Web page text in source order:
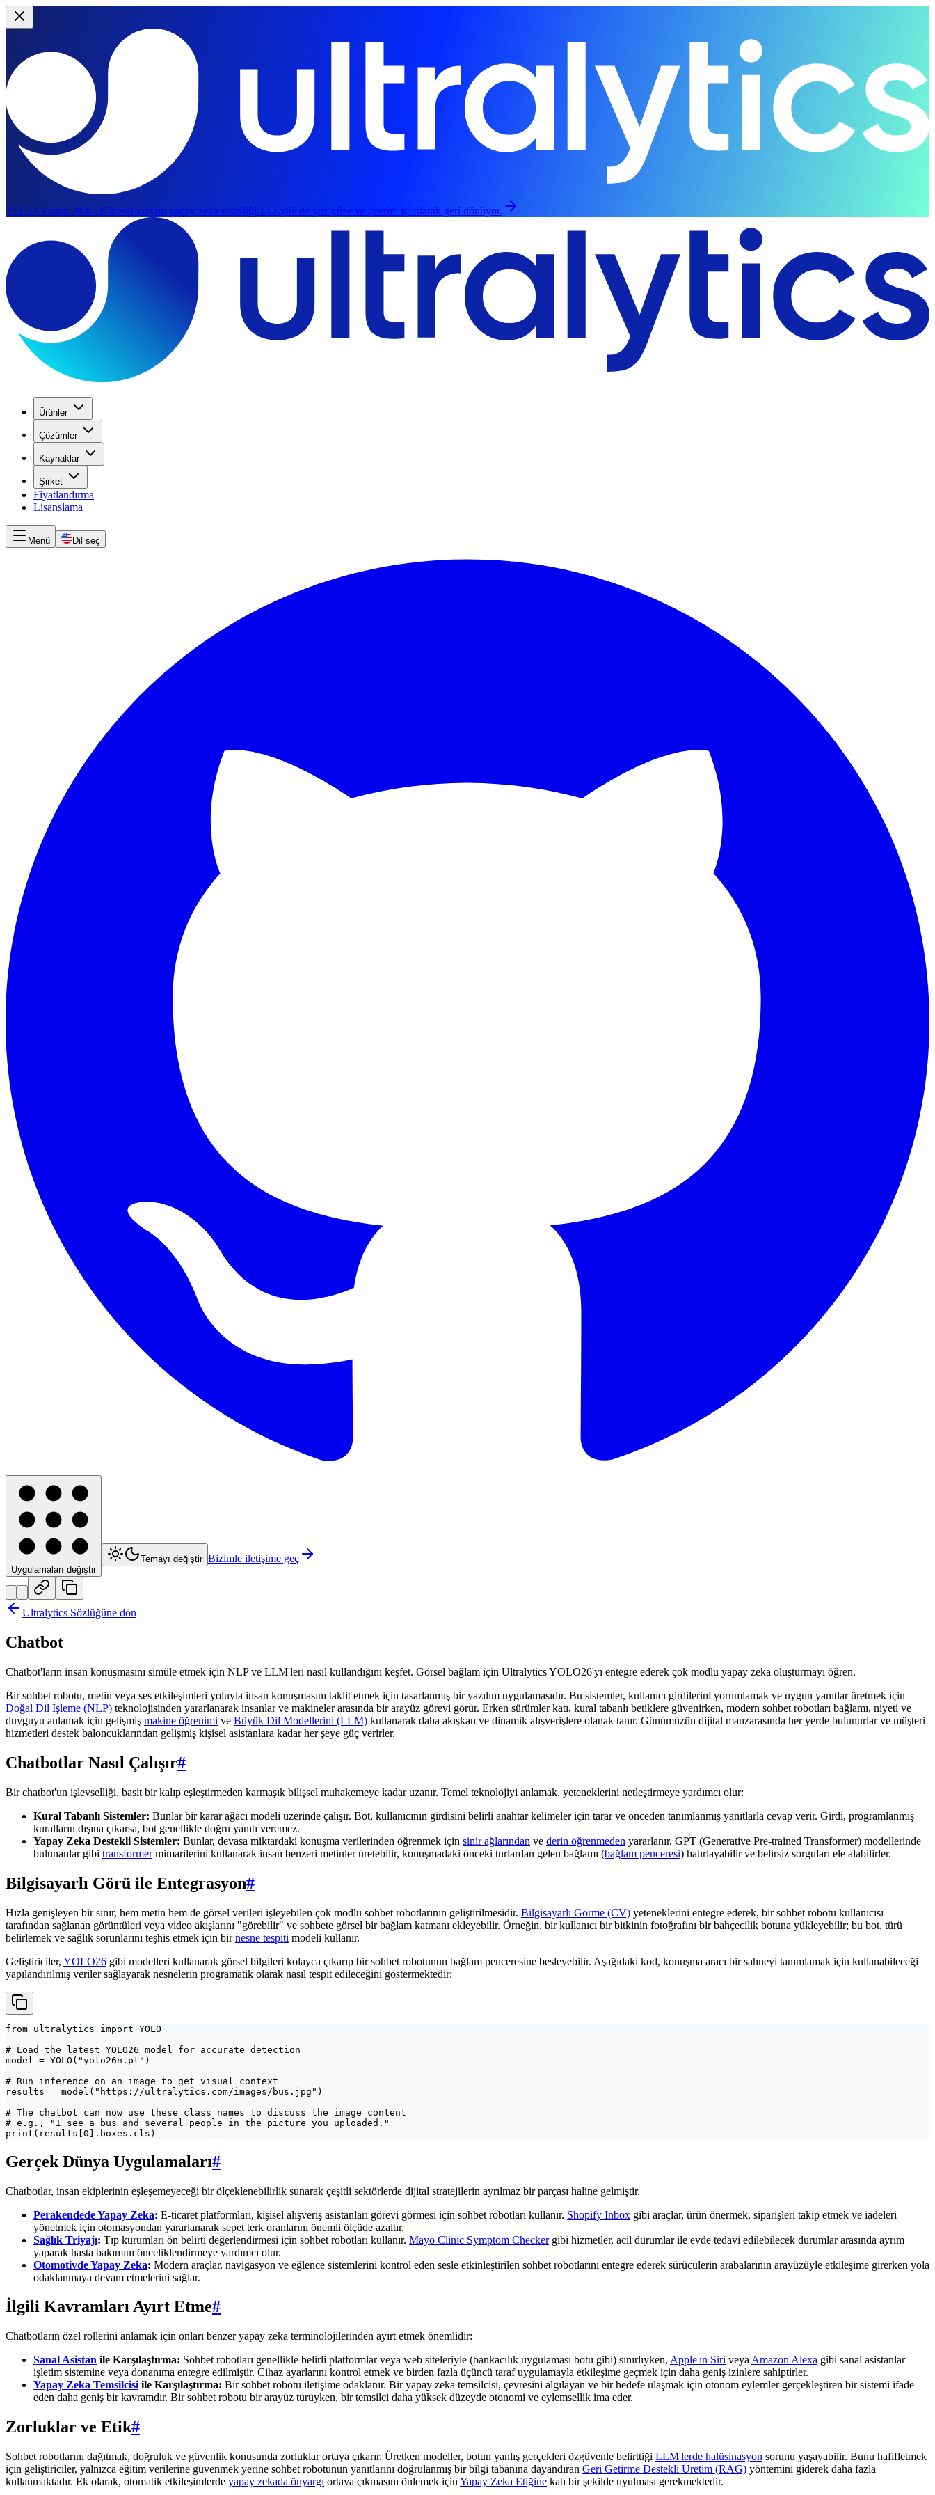
YOLO Vision 2026: Küresel vizyon yapay zeka etkinliği 13 Eylül'de yüz yüze ve çevrim içi olarak geri dönüyor.
Ürünler
Çözümler
Kaynaklar
Şirket
Fiyatlandırma
Lisanslama
Menü Dil seç
Uygulamaları değiştir
Temayı değiştir Bizimle iletişime geç
Ultralytics Sözlüğüne dön
Chatbot
Chatbot'ların insan konuşmasını simüle etmek için NLP ve LLM'leri nasıl kullandığını keşfet. Görsel bağlam için Ultralytics YOLO26'yı entegre ederek çok modlu yapay zeka oluşturmayı öğren.
Bir sohbet robotu, metin veya ses etkileşimleri yoluyla insan konuşmasını taklit etmek için tasarlanmış bir yazılım uygulamasıdır. Bu sistemler, kullanıcı girdilerini yorumlamak ve uygun yanıtlar üretmek için
Doğal Dil İşleme (NLP) teknolojisinden yararlanarak insanlar ve makineler arasında bir arayüz görevi görür. Erken sürümler katı, kural tabanlı betiklere güvenirken, modern sohbet robotları bağlamı, niyeti ve
duyguyu anlamak için gelişmiş makine öğrenimi ve Büyük Dil Modellerini (LLM) kullanarak daha akışkan ve dinamik alışverişlere olanak tanır. Günümüzün dijital manzarasında her yerde bulunurlar ve müşteri
hizmetleri destek baloncuklarından gelişmiş kişisel asistanlara kadar her şeye güç verirler.
Chatbotlar Nasıl Çalışır#
Bir chatbot'un işlevselliği, basit bir kalıp eşleştirmeden karmaşık bilişsel muhakemeye kadar uzanır. Temel teknolojiyi anlamak, yeteneklerini netleştirmeye yardımcı olur:
Kural Tabanlı Sistemler: Bunlar bir karar ağacı modeli üzerinde çalışır. Bot, kullanıcının girdisini belirli anahtar kelimeler için tarar ve önceden tanımlanmış yanıtlarla cevap verir. Girdi, programlanmış
kuralların dışına çıkarsa, bot genellikle doğru yanıtı veremez.
Yapay Zeka Destekli Sistemler: Bunlar, devasa miktardaki konuşma verilerinden öğrenmek için sinir ağlarından ve derin öğrenmeden yararlanır. GPT (Generative Pre-trained Transformer) modellerinde
bulunanlar gibi transformermimarilerini kullanarak insan benzeri metinler üretebilir, konuşmadaki önceki turlardan gelen bağlamı (bağlam penceresi) hatırlayabilir ve belirsiz sorguları ele alabilirler.
Bilgisayarlı Görü ile Entegrasyon#
Hızla genişleyen bir sınır, hem metin hem de görsel verileri işleyebilen çok modlu sohbet robotlarının geliştirilmesidir. Bilgisayarlı Görme (CV) yeteneklerini entegre ederek, bir sohbet robotu kullanıcısı
tarafından sağlanan görüntüleri veya video akışlarını "görebilir" ve sohbete görsel bir bağlam katmanı ekleyebilir. Örneğin, bir kullanıcı bir bitkinin fotoğrafını bir bahçecilik botuna yükleyebilir; bu bot, türü
belirlemek ve sağlık sorunlarını teşhis etmek için birnesne tespiti modeli kullanır.
Geliştiriciler, YOLO26 gibi modelleri kullanarak görsel bilgileri kolayca çıkarıp bir sohbet robotunun bağlam penceresine besleyebilir. Aşağıdaki kod, konuşma aracı bir sahneyi tanımlamak için kullanabileceği
yapılandırılmış veriler sağlayarak nesnelerin programatik olarak nasıl tespit edileceğini göstermektedir:
from ultralytics import YOLO
# Load the latest YOLO26 model for accurate detection
model = YOLO("yolo26n.pt")
# Run inference on an image to get visual context
results = model("https://ultralytics.com/images/bus.jpg")
# The chatbot can now use these class names to discuss the image content
# e.g., "I see a bus and several people in the picture you uploaded."
print(results[0].boxes.cls)
Gerçek Dünya Uygulamaları#
Chatbotlar, insan ekiplerinin eşleşemeyeceği bir ölçeklenebilirlik sunarak çeşitli sektörlerde dijital stratejilerin ayrılmaz bir parçası haline gelmiştir.
Perakendede Yapay Zeka: E-ticaret platformları, kişisel alışveriş asistanları görevi görmesi için sohbet robotları kullanır. Shopify Inbox gibi araçlar, ürün önermek, siparişleri takip etmek ve iadeleri
yönetmek için otomasyondan yararlanarak sepet terk oranlarını önemli ölçüde azaltır.
Sağlık Triyajı: Tıp kurumları ön belirti değerlendirmesi için sohbet robotları kullanır. Mayo Clinic Symptom Checkergibi hizmetler, acil durumlar ile evde tedavi edilebilecek durumlar arasında ayrım
yaparak hasta bakımını önceliklendirmeye yardımcı olur.
Otomotivde Yapay Zeka: Modern araçlar, navigasyon ve eğlence sistemlerini kontrol eden sesle etkinleştirilen sohbet robotlarını entegre ederek sürücülerin arabalarının arayüzüyle etkileşime girerken yola
odaklanmaya devam etmelerini sağlar.
İlgili Kavramları Ayırt Etme#
Chatbotların özel rollerini anlamak için onları benzer yapay zeka terminolojilerinden ayırt etmek önemlidir:
Sanal Asistan ile Karşılaştırma: Sohbet robotları genellikle belirli platformlar veya web siteleriyle (bankacılık uygulaması botu gibi) sınırlıyken, Apple'ın Siri veya Amazon Alexa gibi sanal asistanlar
işletim sistemine veya donanıma entegre edilmiştir. Cihaz ayarlarını kontrol etmek ve birden fazla üçüncü taraf uygulamayla etkileşime geçmek için daha geniş izinlere sahiptirler.
Yapay Zeka Temsilcisi ile Karşılaştırma: Bir sohbet robotu iletişime odaklanır. Bir yapay zeka temsilcisi, çevresini algılayan ve bir hedefe ulaşmak için otonom eylemler gerçekleştiren bir sistemi ifade
eden daha geniş bir kavramdır. Bir sohbet robotu bir arayüz türüyken, bir temsilci daha yüksek düzeyde otonomi ve eylemsellik ima eder.
Zorluklar ve Etik#
Sohbet robotlarını dağıtmak, doğruluk ve güvenlik konusunda zorluklar ortaya çıkarır. Üretken modeller, botun yanlış gerçekleri özgüvenle belirttiği LLM'lerde halüsinasyon sorunu yaşayabilir. Bunu hafifletmek
için geliştiriciler, yalnızca eğitim verilerine güvenmek yerine sohbet robotunun yanıtlarını doğrulanmış bir bilgi tabanına dayandıran Geri Getirme Destekli Üretim (RAG) yöntemini giderek daha fazla
kullanmaktadır. Ek olarak, otomatik etkileşimlerde yapay zekada önyargı ortaya çıkmasını önlemek için Yapay Zeka Etiğine katı bir şekilde uyulması gerekmektedir.